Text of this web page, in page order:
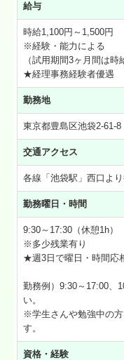
給与
時給1,100円～1,500円
※経験・能力による
（試用期間3ヶ月間は時
★経理事務経験者優遇
勤務地
東京都豊島区池袋2-61-
交通アクセス
各線「池袋駅」西口よ
勤務曜日・時間
9:30～17:30（休憩1h）
※多少残業有り
★週3日で曜日・時間応
勤務例）9:30～17:00、
い。
※学生さんや勉強中の
す。
資格・経験